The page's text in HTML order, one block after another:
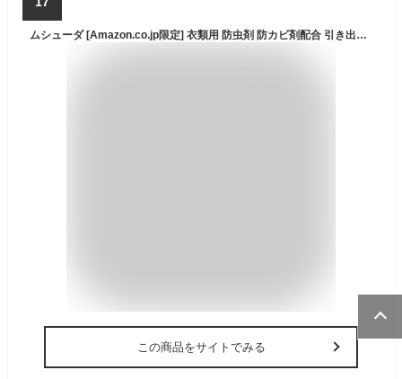
ムシューダ [Amazon.co.jp限定] 衣類用 防虫剤 防カビ剤配合 引き出し 衣装ケース用 32個入 無香タイプ エコパッケージ 1年間有効 衣類 防虫 [きれい生活]
この商品をサイトでみる